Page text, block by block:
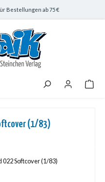
Bestellungen ab 75 €
(1/83)